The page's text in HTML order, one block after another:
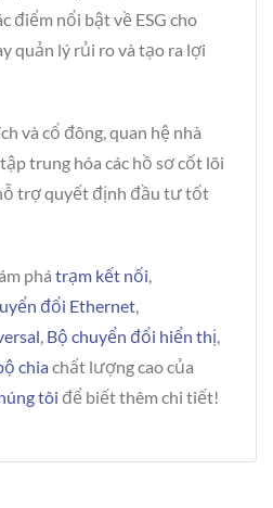
điểm nổi bật về ESG cho
quản lý rủi ro và tạo ra lợi
và cổ đông, quan hệ nhà
trung hóa các hồ sơ cốt lõi
trợ quyết định đầu tư tốt
phá trạm kết nối,
đổi Ethernet,
, Bộ chuyển đổi hiển thị,
chiachất lượng cao của
tôi để biết thêm chi tiết!